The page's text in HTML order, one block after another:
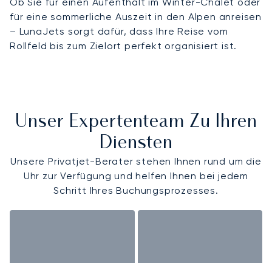
für eine sommerliche Auszeit in den Alpen anreisen
– LunaJets sorgt dafür, dass Ihre Reise vom
Rollfeld bis zum Zielort perfekt organisiert ist.
Unser Expertenteam Zu Ihren
Diensten
Unsere Privatjet-Berater stehen Ihnen rund um die
Uhr zur Verfügung und helfen Ihnen bei jedem
Schritt Ihres Buchungsprozesses.